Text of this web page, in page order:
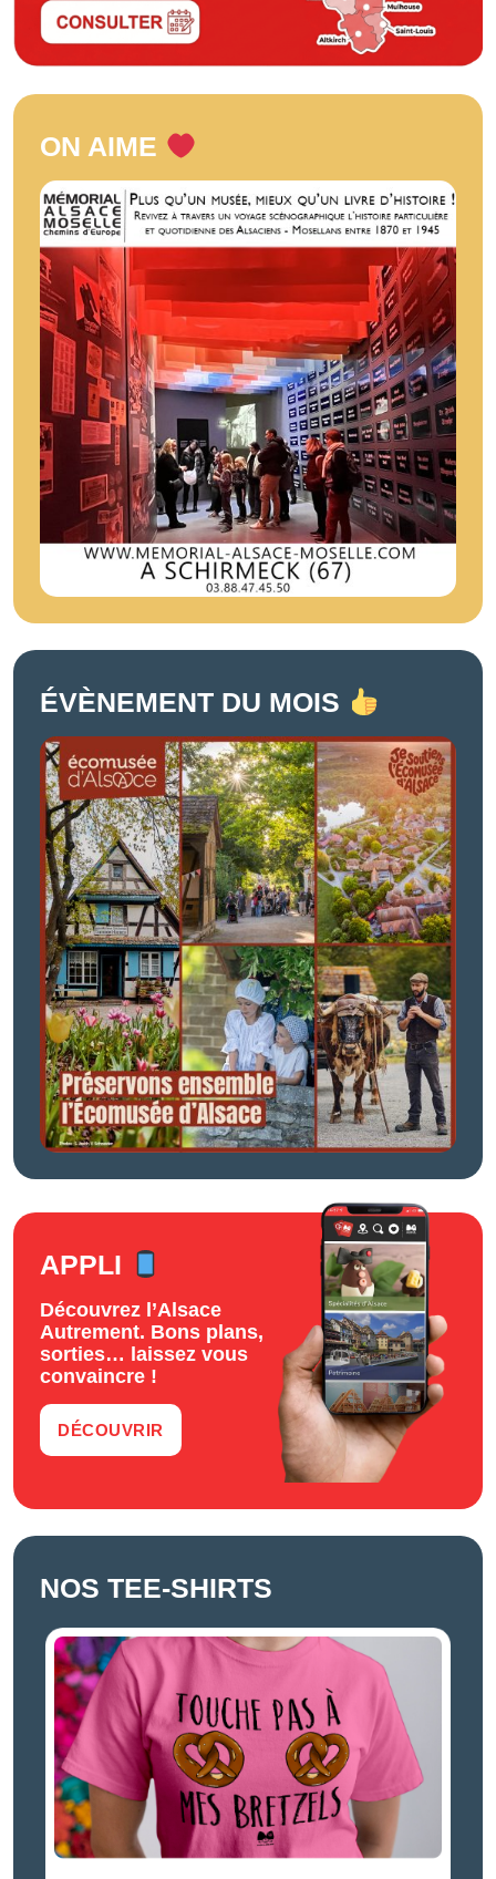
ON AIME
ÉVÈNEMENT DU MOIS
APPLI
Découvrez l’Alsace
Autrement. Bons plans,
sorties… laissez vous
convaincre !
DÉCOUVRIR
NOS TEE-SHIRTS